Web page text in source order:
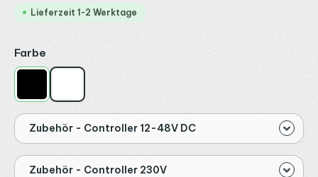
Lieferzeit 1-2 Werktage
Farbe
Zubehör - Controller 12-48V DC
Zubehör - Controller 230V